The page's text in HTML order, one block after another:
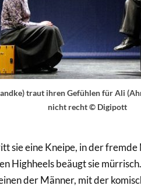
traut ihren Gefühlen für Ali
nicht recht © Digipott
sie eine Kneipe, in der
Highheels beäugt sie
der Männer, mit der